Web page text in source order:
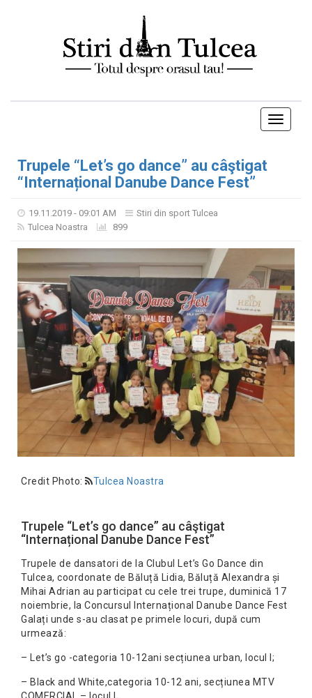
Toggle
Trupele “Let’s go dance” au câştigat
“Internațional Danube Dance Fest”
19.11.2019 - 09:01 AM
Stiri din sport Tulcea
Tulcea Noastra
899
Credit Photo: Tulcea Noastra
Trupele “Let’s go dance” au câştigat
“Internațional Danube Dance Fest”
Trupele de dansatori de la Clubul Let’s Go Dance din
Tulcea, coordonate de Băluță Lidia, Băluță Alexandra și
Mihai Adrian au participat cu cele trei trupe, duminică 17
noiembrie, la Concursul Internațional Danube Dance Fest
Galați unde s-au clasat pe primele locuri, după cum
urmează:
– Let’s go -categoria 10-12ani secțiunea urban, locul l;
– Black and White,categoria 10-12 ani, secțiunea MTV